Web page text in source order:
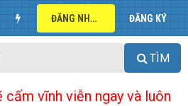
ĐĂNG NHẬP ĐĂNG KÝ
TÌM
vĩnh viễn ngay và luôn